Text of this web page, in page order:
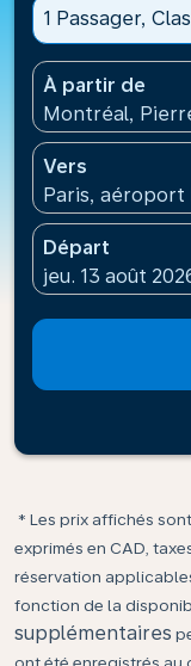
1 Passager,
À partir de
Montréal,
Vers
Paris, aéroport
Départ
fc-booking-
jeu. 13 août
* Les prix affichés
exprimés en CAD,
réservation
fonction de la
supplémentaires